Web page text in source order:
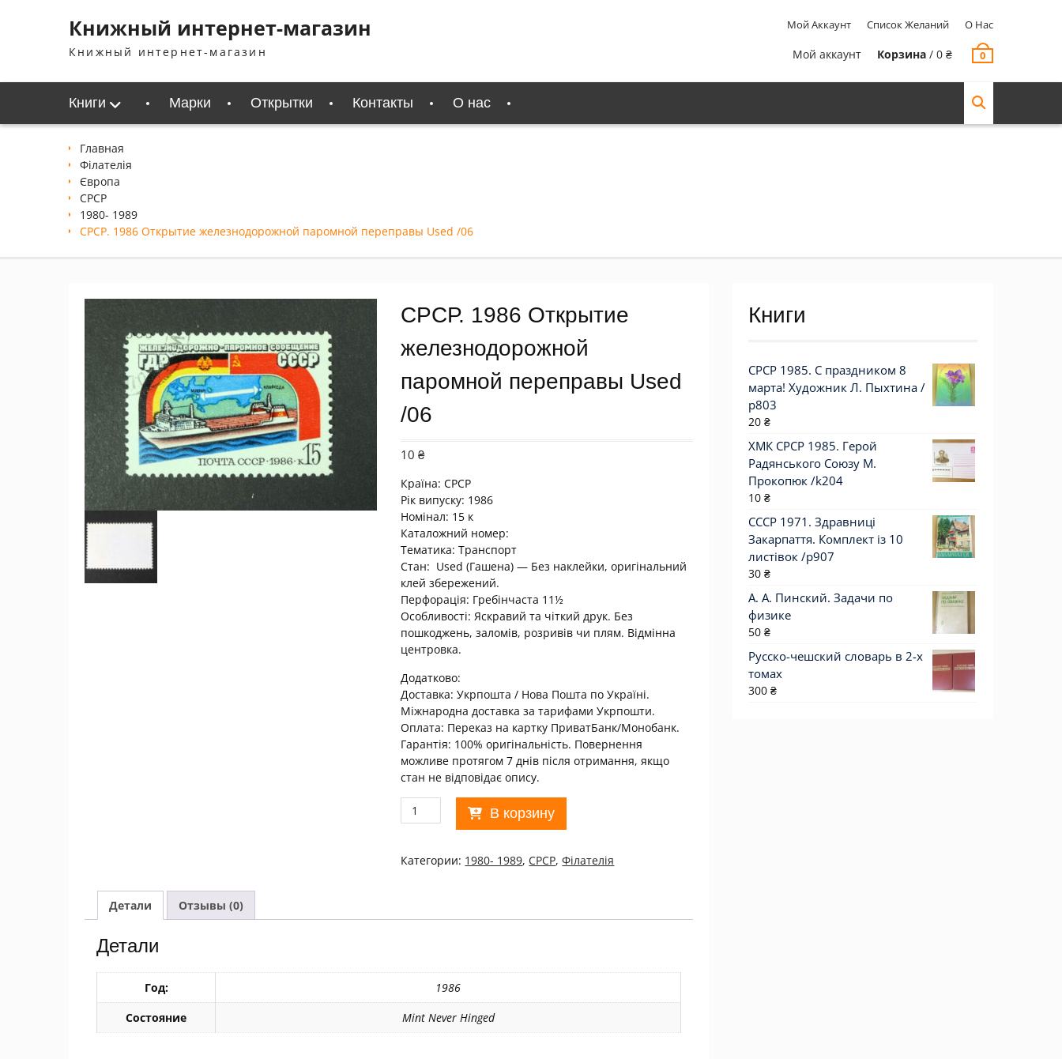
содержимомуКнижный интернет-магазин
Книжный интернет-магазин
Мой Аккаунт Список Желаний О Нас
Мой аккаунт Корзина / 0 ₴ 0
Книги Марки Открытки Контакты О нас
Главная
Філателія
Європа
СРСР
1980- 1989
СРСР. 1986 Открытие железнодорожной паромной переправы Used /06
СРСР. 1986 Открытие
железнодорожной
паромной переправы Used
/06
10₴
Країна:СРСР
Рік випуску: 1986
Номінал: 15 к
Каталожний номер:
Тематика: Транспорт
Стан: Used (Гашена) — Без наклейки, оригінальний
клей збережений.
Перфорація: Гребінчаста 11½
Особливості: Яскравий та чіткий друк. Без
пошкоджень, заломів, розривів чи плям. Відмінна
центровка.
Додатково:
Доставка: Укрпошта / Нова Пошта по Україні.
Міжнародна доставка за тарифами Укрпошти.
Оплата: Переказ на картку ПриватБанк/Монобанк.
Гарантія: 100% оригінальність. Повернення
можливе протягом 7 днів після отримання, якщо
стан не відповідає опису.
Количество
товара
1986
Открытие
переправы
В корзину
Категории: 1980- 1989, СРСР,Філателія
Детали Отзывы (0)
Детали
Год:
1986
Состояние
Mint Never Hinged
Книги
СРСР 1985. С праздником 8
марта! Художник Л. Пыхтина /
р803
20 ₴
ХМК СРСР 1985. Герой
Радянського Союзу М.
Прокопюк /k204
10 ₴
СССР 1971. Здравниці
Закарпаття. Комплект із 10
листівок /р907
30 ₴
А. А. Пинский. Задачи по
физике
50 ₴
Русско-чешский словарь в 2-х
томах
300 ₴